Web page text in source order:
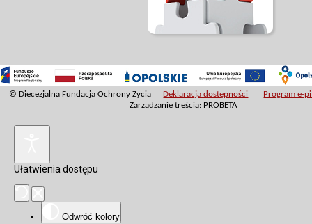
© Diecezjalna Fundacja Ochrony Życia Deklaracja dostępności
Program e-
Zarządzanie treścią: PROBETA
Ułatwienia dostępu
Odwróć kolory